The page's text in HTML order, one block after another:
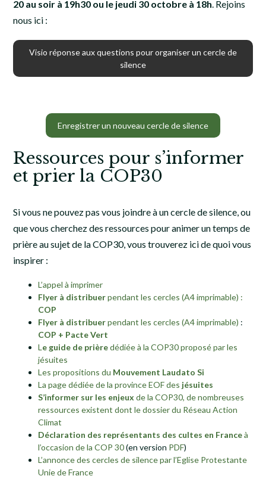
20 au soir à 19h30 ou le jeudi 30 octobre à 18h. Rejoins
nous ici :
Visio réponse aux questions pour organiser un cercle de
silence
Enregistrer un nouveau cercle de silence
Ressources pour s’informer
et prier la COP30
Si vous ne pouvez pas vous joindre à un cercle de silence, ou
que vous cherchez des ressources pour animer un temps de
prière au sujet de la COP30, vous trouverez ici de quoi vous
inspirer :
L’appel à imprimer
Flyer à distribuerpendant les cercles (A4 imprimable) :
COP
Flyer à distribuerpendant les cercles (A4 imprimable) :
COP + Pacte Vert
Le guide de prièredédiée à la COP30 proposé par les
jésuites
Les propositions du Mouvement Laudato Si
La page dédiée de la province EOF des jésuites
S’informer sur les enjeux de la COP30, de nombreuses
ressources existent dont le dossier du Réseau Action
Climat
Déclaration des représentants des cultes en Franceà
l’occasion de la COP 30(en version PDF)
L’annonce des cercles de silence par l’Eglise Protestante
Unie de France